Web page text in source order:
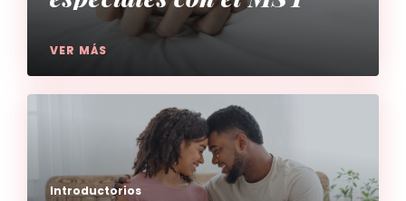
VER MÁS
Introductorios